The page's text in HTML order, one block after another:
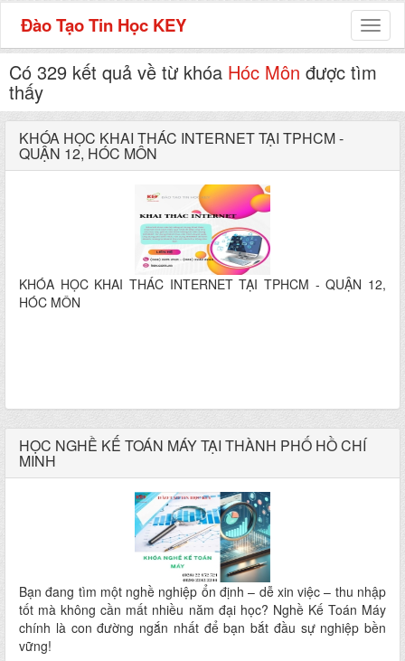
Đào Tạo Tin Học KEY
Có 329 kết quả về từ khóa Hóc Môn được tìm
thấy
KHÓA HỌC KHAI THÁC INTERNET TẠI TPHCM -
QUẬN 12, HÓC MÔN
KHÓA HỌC KHAI THÁC INTERNET TẠI TPHCM - QUẬN 12,
HÓC MÔN
HỌC NGHỀ KẾ TOÁN MÁY TẠI THÀNH PHỐ HỒ CHÍ
MINH
Bạn đang tìm một nghề nghiệp ổn định – dễ xin việc – thu nhập
tốt mà không cần mất nhiều năm đại học? Nghề Kế Toán Máy
chính là con đường ngắn nhất để bạn bắt đầu sự nghiệp bền
vững!